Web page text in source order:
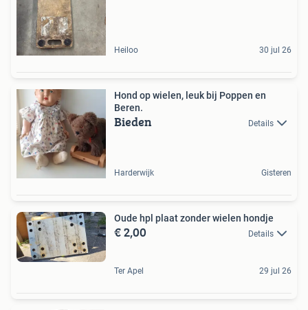
Heiloo 30 jul 26
Hond op wielen, leuk bij Poppen en
Beren.
Bieden Details
Harderwijk Gisteren
Oude hpl plaat zonder wielen hondje
€ 2,00 Details
Ter Apel 29 jul 26